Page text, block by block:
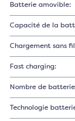
Batterie amovible:
Capacité de la
Chargement sans fil
Fast charging:
Nombre de
Technologie